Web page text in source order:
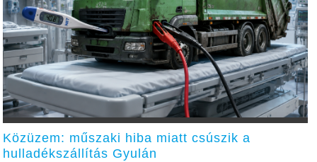
Közüzem: műszaki hiba miatt csúszik a
hulladékszállítás Gyulán